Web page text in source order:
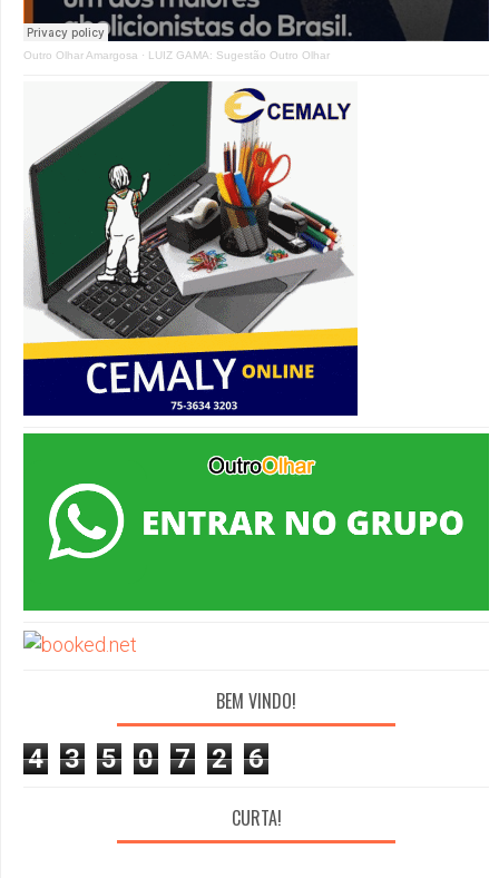
Outro Olhar Amargosa · LUIZ GAMA: Sugestão Outro Olhar
BEM VINDO!
4 3 5 0 7 2 6
CURTA!